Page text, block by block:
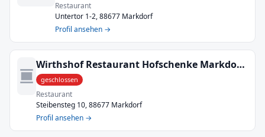
Restaurant
Untertor 1-2, 88677 Markdorf
Profil ansehen →
Wirthshof Restaurant Hofschenke Markdorf | Bodensee | regionale, gut bürgerliche Küche
geschlossen
Restaurant
Steibensteg 10, 88677 Markdorf
Profil ansehen →